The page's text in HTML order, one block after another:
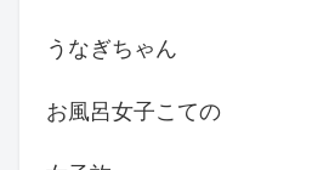
うなぎちゃん
お風呂女子こての